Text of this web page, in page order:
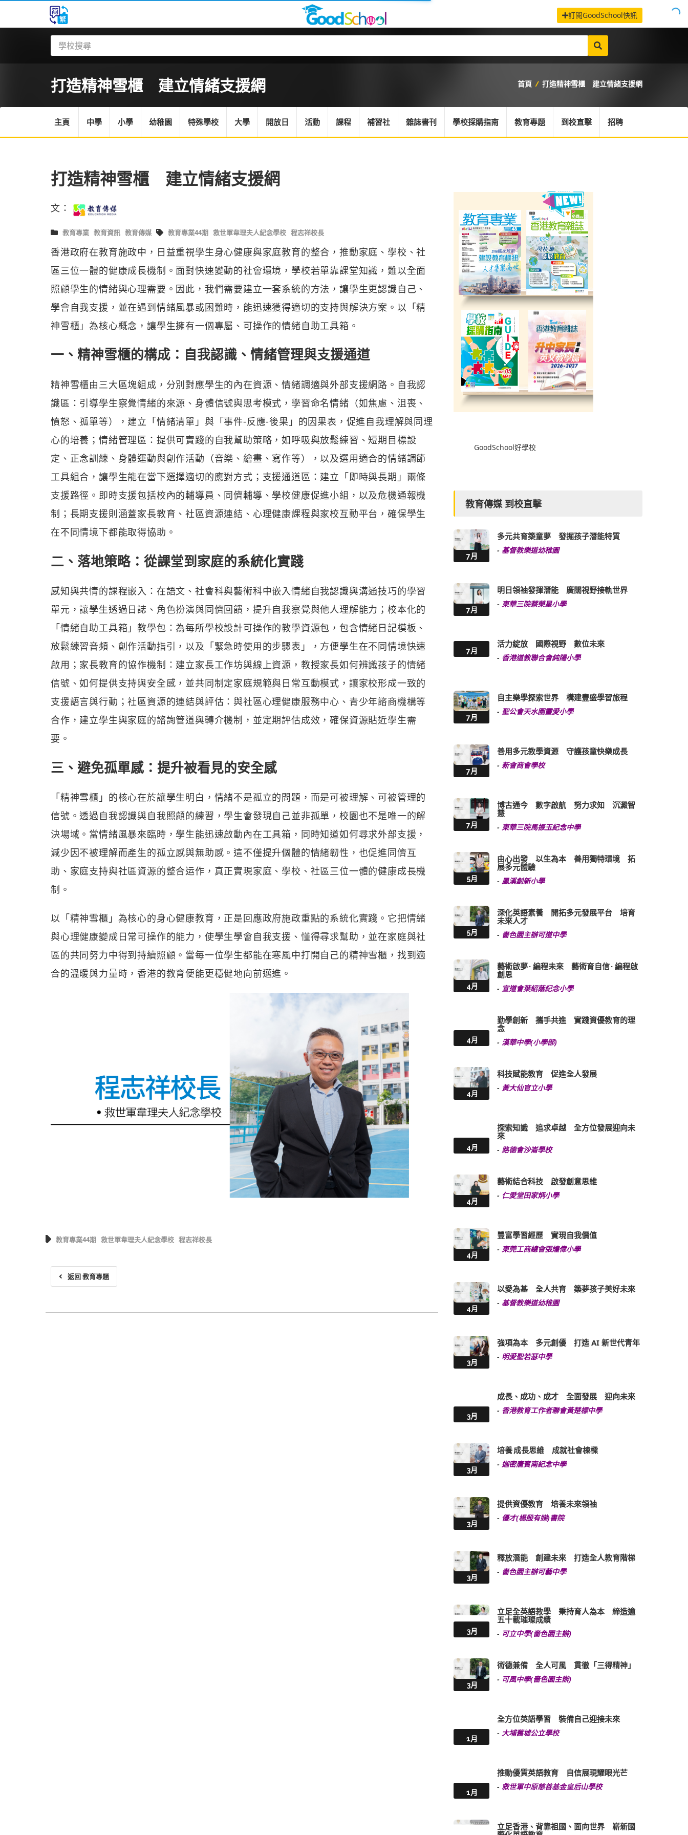
訂閱GoodSchool快訊
打造精神雪櫃 建立情緒支援網 首頁 / 打造精神雪櫃 建立情緒支援網
主頁 中學 小學 幼稚園 特殊學校 大學 開放日 活動 課程 補習社 雜誌書刊 學校採購指南 教育專題 到校直擊 招聘
打造精神雪櫃 建立情緒支援網
文：
教育專業 教育資訊 教育傳媒 教育專業44期 救世軍韋理夫人紀念學校 程志祥校長
香港政府在教育施政中，日益重視學生身心健康與家庭教育的整合，推動家庭、學校、社
區三位一體的健康成長機制。面對快速變動的社會環境，學校若單靠課堂知識，難以全面
照顧學生的情緒與心理需要。因此，我們需要建立一套系統的方法，讓學生更認識自己、
學會自我支援，並在遇到情緒風暴或困難時，能迅速獲得適切的支持與解決方案。以「精
神雪櫃」為核心概念，讓學生擁有一個專屬、可操作的情緒自助工具箱。
一、精神雪櫃的構成：自我認識、情緒管理與支援通道
精神雪櫃由三大區塊組成，分別對應學生的內在資源、情緒調適與外部支援網路。自我認
識區：引導學生察覺情緒的來源、身體信號與思考模式，學習命名情緒（如焦慮、沮喪、
憤怒、孤單等），建立「情緒清單」與「事件-反應-後果」的因果表，促進自我理解與同理
心的培養；情緒管理區：提供可實踐的自我幫助策略，如呼吸與放鬆練習、短期目標設
定、正念訓練、身體運動與創作活動（音樂、繪畫、寫作等），以及選用適合的情緒調節
工具組合，讓學生能在當下選擇適切的應對方式；支援通道區：建立「即時與長期」兩條
支援路徑。即時支援包括校內的輔導員、同儕輔導、學校健康促進小組，以及危機通報機
制；長期支援則涵蓋家長教育、社區資源連結、心理健康課程與家校互動平台，確保學生
在不同情境下都能取得協助。
二、落地策略：從課堂到家庭的系統化實踐
感知與共情的課程嵌入：在語文、社會科與藝術科中嵌入情緒自我認識與溝通技巧的學習
單元，讓學生透過日誌、角色扮演與同儕回饋，提升自我察覺與他人理解能力；校本化的
「情緒自助工具箱」教學包：為每所學校設計可操作的教學資源包，包含情緒日記模板、
放鬆練習音頻、創作活動指引，以及「緊急時使用的步驟表」，方便學生在不同情境快速
啟用；家長教育的協作機制：建立家長工作坊與線上資源，教授家長如何辨識孩子的情緒
信號、如何提供支持與安全感，並共同制定家庭規範與日常互動模式，讓家校形成一致的
支援語言與行動；社區資源的連結與評估：與社區心理健康服務中心、青少年諮商機構等
合作，建立學生與家庭的諮詢管道與轉介機制，並定期評估成效，確保資源貼近學生需
要。
三、避免孤單感：提升被看見的安全感
「精神雪櫃」的核心在於讓學生明白，情緒不是孤立的問題，而是可被理解、可被管理的
信號。透過自我認識與自我照顧的練習，學生會發現自己並非孤單，校園也不是唯一的解
決場域。當情緒風暴來臨時，學生能迅速啟動內在工具箱，同時知道如何尋求外部支援，
減少因不被理解而產生的孤立感與無助感。這不僅提升個體的情緒韌性，也促進同儕互
助、家庭支持與社區資源的整合运作，真正實現家庭、學校、社區三位一體的健康成長機
制。
以「精神雪櫃」為核心的身心健康教育，正是回應政府施政重點的系統化實踐。它把情緒
與心理健康變成日常可操作的能力，使學生學會自我支援、懂得尋求幫助，並在家庭與社
區的共同努力中得到持續照顧。當每一位學生都能在寒風中打開自己的精神雪櫃，找到適
合的溫暖與力量時，香港的教育便能更穩健地向前邁進。
教育專業44期 救世軍韋理夫人紀念學校 程志祥校長
返回 教育專題
GoodSchool好學校
教育傳媒 到校直擊
7月
多元共育築童夢 發掘孩子潛能特質
- 基督教樂道幼稚園
7月
明日領袖發揮潛能 廣闊視野接軌世界
-東華三院蔡榮星小學
7月
活力綻放 國際視野 數位未來
- 香港道教聯合會純陽小學
7月
自主樂學探索世界 構建豐盛學習旅程
-聖公會天水圍靈愛小學
7月
善用多元教學資源 守護孩童快樂成長
-新會商會學校
7月
博古通今 數字啟航 努力求知 沉澱智
慧
-東華三院馬振玉紀念中學
5月
由心出發 以生為本 善用獨特環境 拓
展多元體驗
-鳳溪創新小學
5月
深化英語素養 開拓多元發展平台 培育
未來人才
- 嗇色園主辦可道中學
4月
藝術啟夢 · 編程未來 藝術育自信 · 編程啟
創思
- 宣道會葉紹蔭紀念小學
4月
勤學創新 攜手共進 實踐資優教育的理
念
- 漢華中學(小學部)
4月
科技賦能教育 促進全人發展
-黃大仙官立小學
4月
探索知識 追求卓越 全方位發展迎向未
來
-路德會沙崙學校
4月
藝術結合科技 啟發創意思維
- 仁愛堂田家炳小學
4月
豐富學習經歷 實現自我價值
-東莞工商總會張煌偉小學
4月
以愛為基 全人共育 築夢孩子美好未來
- 基督教樂道幼稚園
3月
強項為本 多元創優 打造 AI 新世代青年
- 明愛聖若瑟中學
3月
成長、成功、成才 全面發展 迎向未來
- 香港教育工作者聯會黃楚標中學
3月
培養 成長思維 成就社會棟樑
-迦密唐賓南紀念中學
3月
提供資優教育 培養未來領袖
- 優才(楊殷有娣)書院
3月
釋放潛能 創建未來 打造全人教育階梯
- 嗇色園主辦可藝中學
3月
立足全英語教學 秉持育人為本 締造逾
五十載璀璨成績
- 可立中學(嗇色園主辦)
3月
術德兼備 全人可風 貫徹「三得精神」
- 可風中學(嗇色園主辦)
1月
全方位英語學習 裝備自己迎接未來
-大埔舊墟公立學校
1月
推動優質英語教育 自信展現耀眼光芒
- 救世軍中原慈善基金皇后山學校
立足香港、背靠祖國、面向世界 嶄新國